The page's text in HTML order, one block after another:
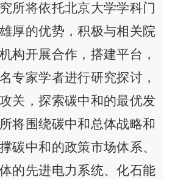
所将依托北京大学学科门
厚的优势，积极与相关院
构开展合作， 搭建平台，
专家学者进行研究探讨，
关，探索碳中和的最优发
将围绕碳中和总体战略和
碳中和的政策市场体系、
的先进电力系统、化石能